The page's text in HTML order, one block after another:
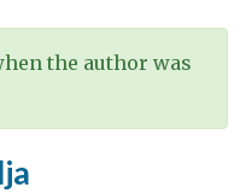
the author was